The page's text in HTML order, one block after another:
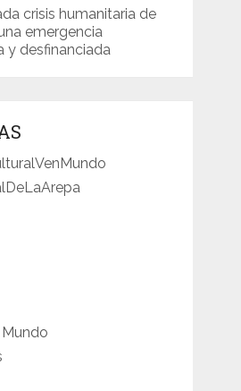
crisis humanitaria de
emergencia
y desfinanciada
Mundo